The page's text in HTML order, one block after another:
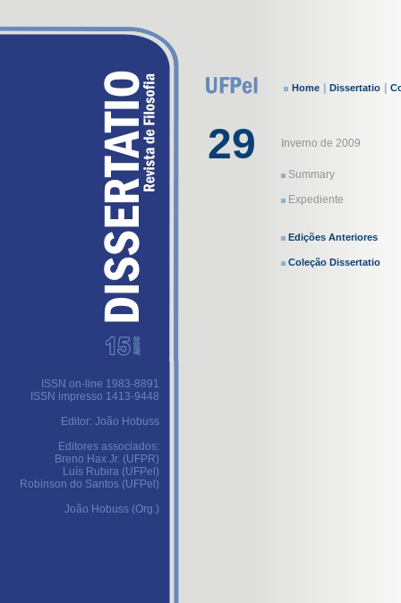
ISSN on-line 1983-8891
ISSN impresso 1413-9448
Editor: João Hobuss
Editores associados:
Breno Hax Jr. (UFPR)
Luís Rubira (UFPel)
Robinson do Santos (UFPel)
João Hobuss (Org.)
Home Dissertatio
29 Inverno de 2009
Summary
Expediente
Edições Anteriores
Coleção Dissertatio